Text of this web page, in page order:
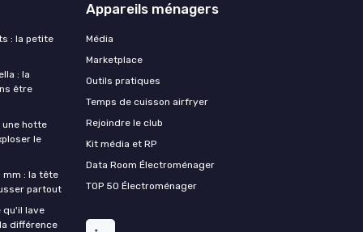
: la petite
: la
être
une hotte
le
mm : la tête
partout
qu'il lave
différence
Appareils ménagers
Média
Marketplace
Outils pratiques
Temps de cuisson airfryer
Rejoindre le club
Kit média et RP
Data Room Électroménager
TOP 50 Électroménager